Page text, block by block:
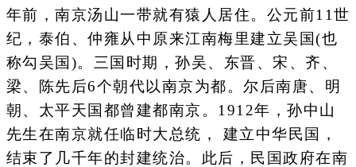
年前，南京汤山一带就有猿人居住。公元前11世
纪，泰伯、仲雍从中原来江南梅里建立吴国(也
称勾吴国)。三国时期，孙吴、东晋、宋、齐、
梁、陈先后6个朝代以南京为都。尔后南唐、明
朝、太平天国都曾建都南京。1912年，孙中山
先生在南京就任临时大总统， 建立中华民国，
结束了几千年的封建统治。此后，民国政府在南